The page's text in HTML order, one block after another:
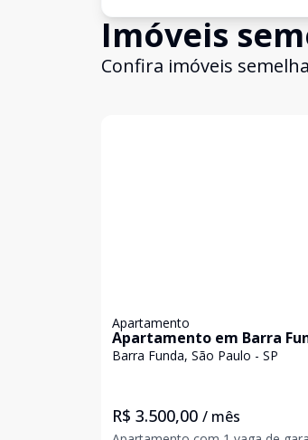
Imóveis
Confira imóveis
Apartamento
Apartamento em Barra
Barra Funda, São Paulo - SP
R$ 3.500,00 / mês